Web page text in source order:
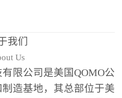
我们
Us
限公司是美国QOMO公
造基地，其总部位于美